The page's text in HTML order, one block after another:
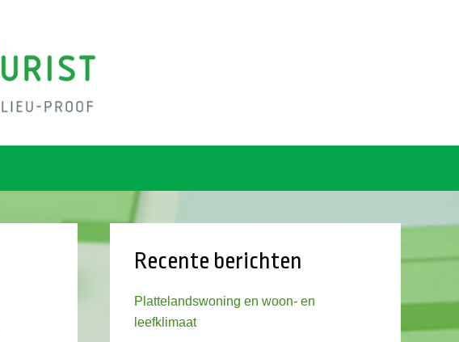
Recente berichten
Plattelandswoning en woon- en
leefklimaat